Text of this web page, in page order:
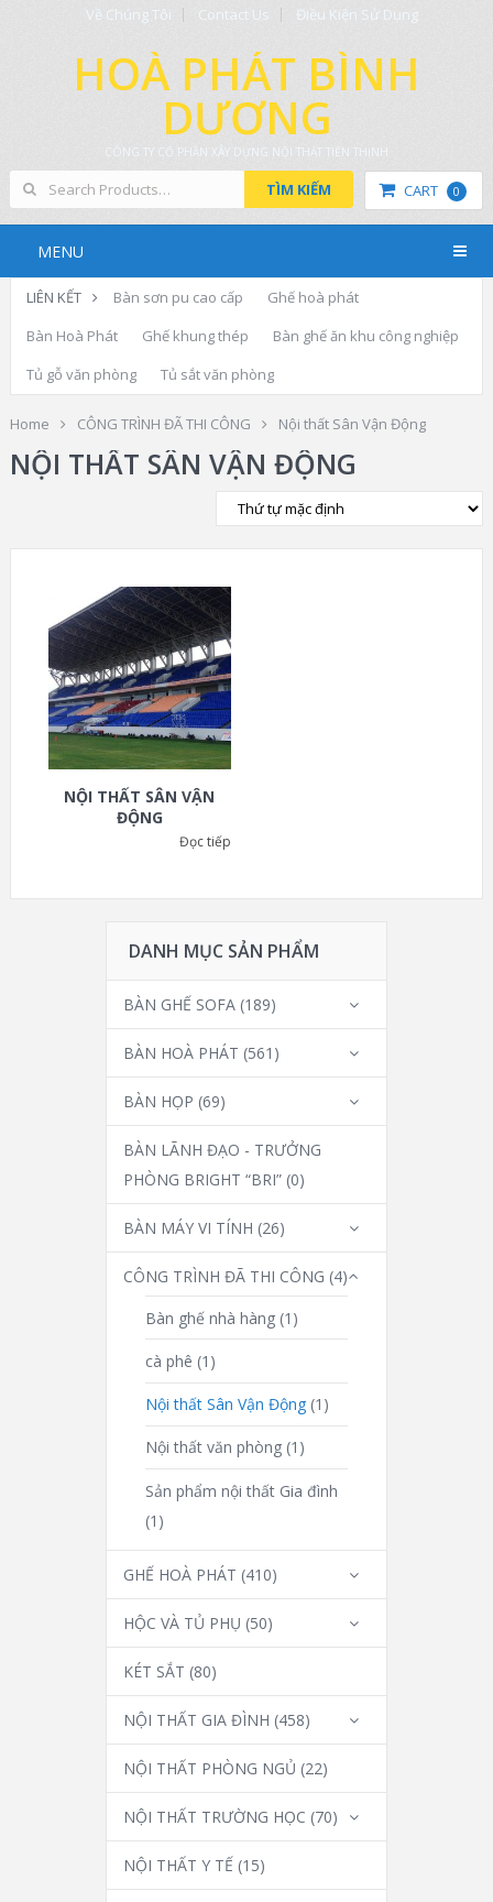
Về Chúng Tôi Contact Us Điều Kiện Sử Dụng
HOÀ PHÁT BÌNH
DƯƠNG
CÔNG TY CỔ PHẦN XÂY DỰNG NỘI THẤT TIẾN THỊNH
CART 0
TÌM KIẾM
MENU
LIÊN KẾT Bàn sơn pu cao cấp
Ghế hoà phát
Bàn Hoà Phát
Ghế khung thép
Bàn ghế ăn khu công nghiệp
Tủ gỗ văn phòng
Tủ sắt văn phòng
Home CÔNG TRÌNH ĐÃ THI CÔNG Nội thất Sân Vận Động
NỘI THẤT SÂN VẬN ĐỘNG
NỘI THẤT SÂN VẬN
ĐỘNG
Đọc tiếp
DANH MỤC SẢN PHẨM
BÀN GHẾ SOFA (189)
BÀN HOÀ PHÁT (561)
BÀN HỌP (69)
BÀN LÃNH ĐẠO - TRƯỞNG
PHÒNG BRIGHT “BRI” (0)
BÀN MÁY VI TÍNH (26)
CÔNG TRÌNH ĐÃ THI CÔNG (4)
Bàn ghế nhà hàng (1)
cà phê (1)
Nội thất Sân Vận Động (1)
Nội thất văn phòng (1)
Sản phẩm nội thất Gia đình
(1)
GHẾ HOÀ PHÁT (410)
HỘC VÀ TỦ PHỤ (50)
KÉT SẮT (80)
NỘI THẤT GIA ĐÌNH (458)
NỘI THẤT PHÒNG NGỦ (22)
NỘI THẤT TRƯỜNG HỌC (70)
NỘI THẤT Y TẾ (15)